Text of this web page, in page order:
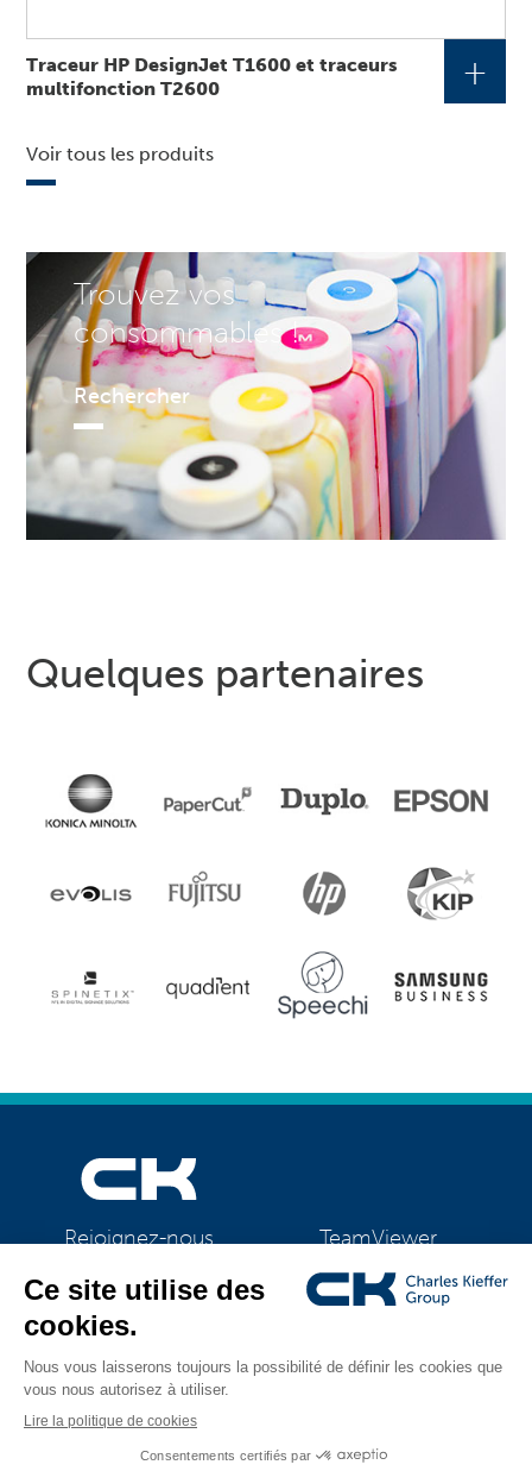
Trouvez vos
consommables !
Rechercher
Traceur HP DesignJet T1600 et traceurs
multifonction T2600
+
Voir tous les produits
Quelques partenaires
Rejoignez-nous TeamViewer
CK Support Mac / PC
©2026 CK Group
Tous droits réservés|Mentions légales
Politique de cookies|Gestion des cookies